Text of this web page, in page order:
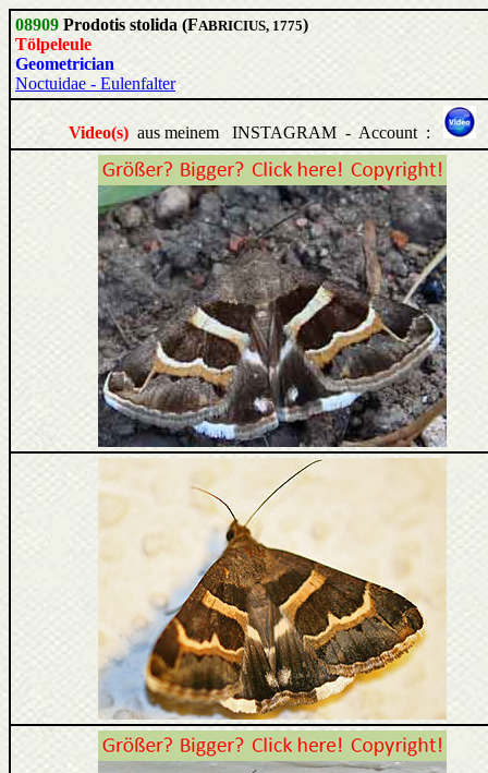
08909 Prodotis stolida (FABRICIUS, 1775)
Tölpeleule
Geometrician
Noctuidae - Eulenfalter
Video(s)aus meinem INSTAGRAM - Account :